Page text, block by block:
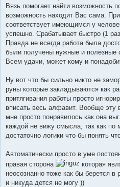
Вязь помогает найти возможность
возможность находит Вас сама.
соответствует имеющимся у
успешно. Срабатывает быстро (1
Правда не всегда работа была
были получены нужные и полезные
Всем удачи, может кому и
Ну вот что бы сильно никто не
руны которые закладываются как
притягивания работы просто
вписать весь алфавит. Вообще эту
мне просто понравилось как она
каждой не вижу смысла, так как по
достаточно логики что бы понять
Автоматически просто в уме
правая сторона
которая
неосознанно тоже как бы берется в
и никуда дется не могу ))